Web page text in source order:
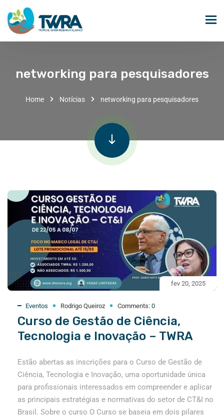
networking para pesquisadores
Home Notícias networking para pesquisadores
fev 20, 2025
Eventos Rodrigo Queiroz Comments: 0
Curso de Gestão de Ciência,
Tecnologia e Inovação – TWRA
Estão abertas as inscrições para o Curso de Gestão de
Ciência, Tecnologia e Inovação, uma oportunidade única
para profissionais interessados em compreender e aplicar
as principais estratégias e normativas do setor de CT&I no
Brasil. Sobre o curso O Curso se baseia em dois pilares